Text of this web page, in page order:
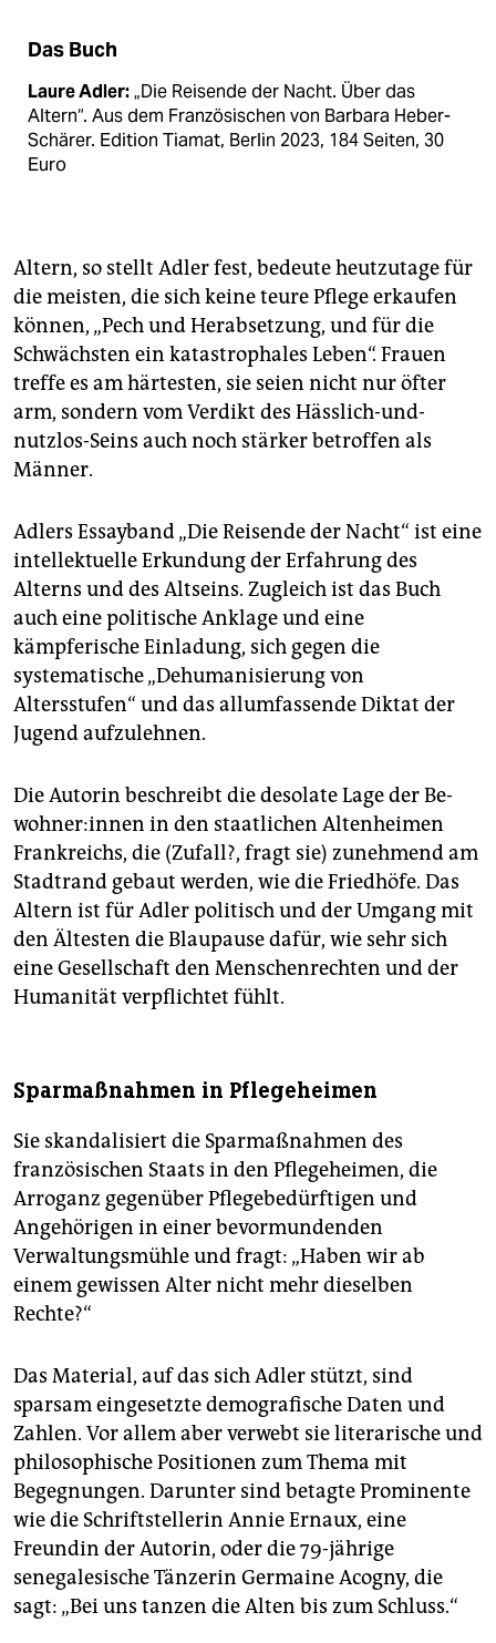
Das Buch
Laure Adler:„Die Reisende der Nacht. Über das
Altern“. Aus dem Französischen von Barbara Heber-
Schärer. Edition Tiamat, Berlin 2023, 184 Seiten, 30
Euro
Altern, so stellt Adler fest, bedeute heutzutage für
die meisten, die sich keine teure Pflege erkaufen
können, „Pech und Herabsetzung, und für die
Schwächsten ein katastrophales Leben“. Frauen
treffe es am härtesten, sie seien nicht nur öfter
arm, sondern vom Verdikt des Hässlich-und-
nutzlos-Seins auch noch stärker betroffen als
Männer.
Adlers Essayband „Die Reisende der Nacht“ ist eine
intellektuelle Erkundung der Erfahrung des
Alterns und des Altseins. Zugleich ist das Buch
auch eine politische Anklage und eine
kämpferische Einladung, sich gegen die
systematische „Dehumanisierung von
Altersstufen“ und das allumfassende Diktat der
Jugend aufzulehnen.
Die Autorin beschreibt die desolate Lage der Be­
woh­ne­r:in­nen in den staatlichen Altenheimen
Frankreichs, die (Zufall?, fragt sie) zunehmend am
Stadtrand gebaut werden, wie die Friedhöfe. Das
Altern ist für Adler politisch und der Umgang mit
den Ältesten die Blaupause dafür, wie sehr sich
eine Gesellschaft den Menschenrechten und der
Humanität verpflichtet fühlt.
Sparmaßnahmen in Pflegeheimen
Sie skandalisiert die Sparmaßnahmen des
französischen Staats in den Pflegeheimen, die
Arroganz gegenüber Pflegebedürftigen und
Angehörigen in einer bevormundenden
Verwaltungsmühle und fragt: „Haben wir ab
einem gewissen Alter nicht mehr dieselben
Rechte?“
Das Material, auf das sich Adler stützt, sind
sparsam eingesetzte demografische Daten und
Zahlen. Vor allem aber verwebt sie literarische und
philosophische Positionen zum Thema mit
Begegnungen. ­Darunter sind betagte Prominente
wie die Schriftstellerin Annie Ernaux, eine
Freundin der Autorin, oder die 79-jährige
senegalesische Tänzerin Germaine Acogny, die
sagt: „Bei uns tanzen die Alten bis zum Schluss.“